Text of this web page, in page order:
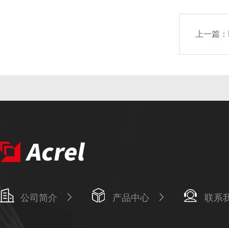
上一篇：
公司简介 产品中心 联系